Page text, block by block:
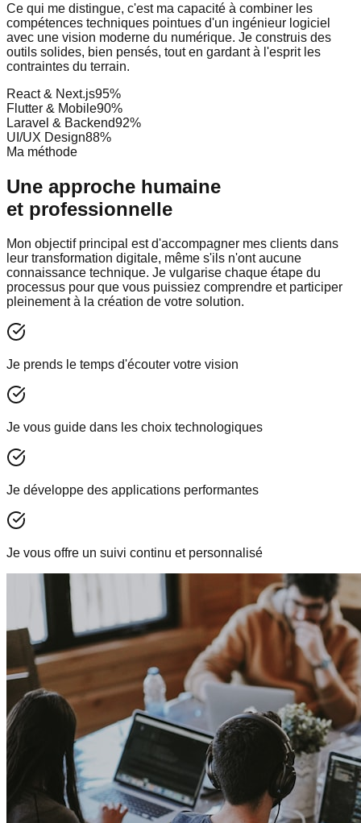
Ce qui me distingue, c'est ma capacité à combiner les
compétences techniques pointues d'un ingénieur logiciel
avec une vision moderne du numérique. Je construis des
outils solides, bien pensés, tout en gardant à l'esprit les
contraintes du terrain.
React & Next.js95%
Flutter & Mobile90%
Laravel & Backend92%
UI/UX Design88%
Ma méthode
Une approche humaine
et professionnelle
Mon objectif principal est d'accompagner mes clients dans
leur transformation digitale, même s'ils n'ont aucune
connaissance technique. Je vulgarise chaque étape du
processus pour que vous puissiez comprendre et participer
pleinement à la création de votre solution.
Je prends le temps d'écouter votre vision
Je vous guide dans les choix technologiques
Je développe des applications performantes
Je vous offre un suivi continu et personnalisé